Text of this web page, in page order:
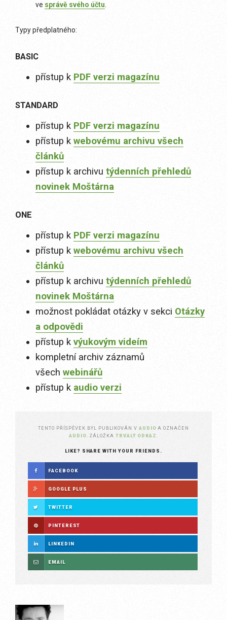
ve správě svého účtu
Typy předplatného:
BASIC
přístup k PDF verzi magazínu
STANDARD
přístup k PDF verzi magazínu
přístup k webovému archivu všech
článků
přístup k archivu týdenních přehledů
novinek Moštárna
ONE
přístup k PDF verzi magazínu
přístup k webovému archivu všech
článků
přístup k archivu týdenních přehledů
novinek Moštárna
možnost pokládat otázky v sekci Otázky
a odpovědi
přístup k výukovým videím
kompletní archiv záznamů
všech webinářů
přístup k audio verzi
TENTO PŘÍSPĚVEK BYL PUBLIKOVÁN V AUDIO A OZNAČEN
AUDIO . ZÁLOŽKA TRVALÝ ODKAZ
LIKE? SHARE WITH YOUR FRIENDS.
FACEBOOK
GOOGLE PLUS
TWITTER
PINTEREST
LINKEDIN
EMAIL